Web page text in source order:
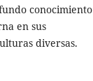
conocimiento
en sus
diversas.